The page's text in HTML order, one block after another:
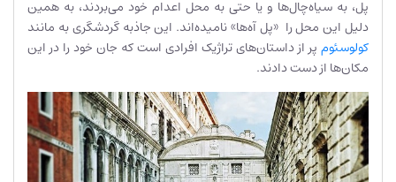
پل، به سیاه‌چال‌ها و یا حتی به محل اعدام خود می‌بردند، به همین
دلیل این محل را «پل آه‌ها» نامیده‌‌اند. این جاذبه گردشگری به مانند
کولوسئوم پر از داستان‌های تراژیک افرادی است که جان خود را در این
مکان‌ها از دست دادند.